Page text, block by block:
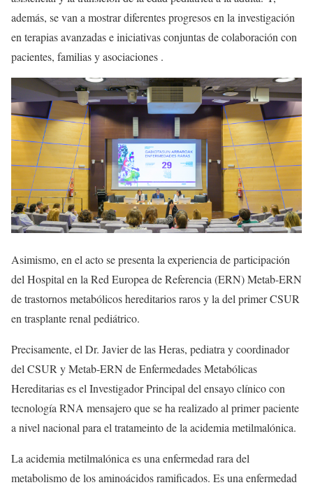
además, se van a mostrar diferentes progresos en la investigación
en terapias avanzadas e iniciativas conjuntas de colaboración con
pacientes, familias y asociaciones .
Asimismo, en el acto se presenta la experiencia de participación
del Hospital en la Red Europea de Referencia (ERN) Metab-ERN
de trastornos metabólicos hereditarios raros y la del primer CSUR
en trasplante renal pediátrico.
Precisamente, el Dr. Javier de las Heras, pediatra y coordinador
del CSUR y Metab-ERN de Enfermedades Metabólicas
Hereditarias es el Investigador Principal del ensayo clínico con
tecnología RNA mensajero que se ha realizado al primer paciente
a nivel nacional para el tratameinto de la acidemia metilmalónica.
La acidemia metilmalónica es una enfermedad rara del
metabolismo de los aminoácidos ramificados. Es una enfermedad